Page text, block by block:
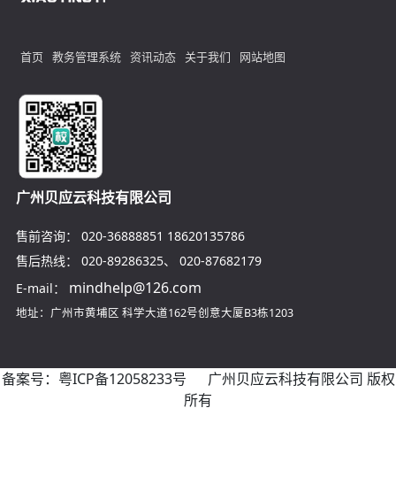
首页 教务管理系统 资讯动态 关于我们 网站地图
广州贝应云科技有限公司
售前咨询： 020-36888851 18620135786
售后热线：
020-89286325、 020-87682179
E-mail：
mindhelp@126.com
地址：广州市黄埔区 科学大道162号创意大厦B3栋1203
备案号： 粤ICP备12058233号 广州贝应云科技有限公司 版权
所有